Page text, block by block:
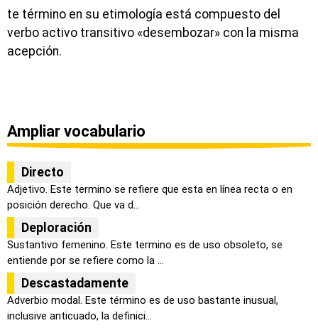
te término en su etimología está compuesto del
verbo activo transitivo «desembozar» con la misma
acepción.
Ampliar vocabulario
Directo
Adjetivo. Este termino se refiere que esta en línea recta o en
posición derecho. Que va d...
Deploración
Sustantivo femenino. Este termino es de uso obsoleto, se
entiende por se refiere como la ...
Descastadamente
Adverbio modal. Este término es de uso bastante inusual,
inclusive anticuado, la definici...